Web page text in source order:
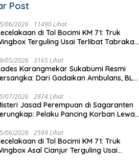
Post
06/2026 11490 Lihat
di Tol Bocimi KM 71: Truk
Terguling Usai Terlibat Tabrakan
05/2026 3165 Lihat
Karangmekar Sukabumi Resmi
Dari Gadaikan Ambulans, BLT
07/2026 2874 Lihat
Jasad Perempuan di Sagaranten
Pelaku Pancing Korban Lewat
06/2026 2599 Lihat
di Tol Bocimi KM 71: Truk
Asal Cianjur Terguling Usai